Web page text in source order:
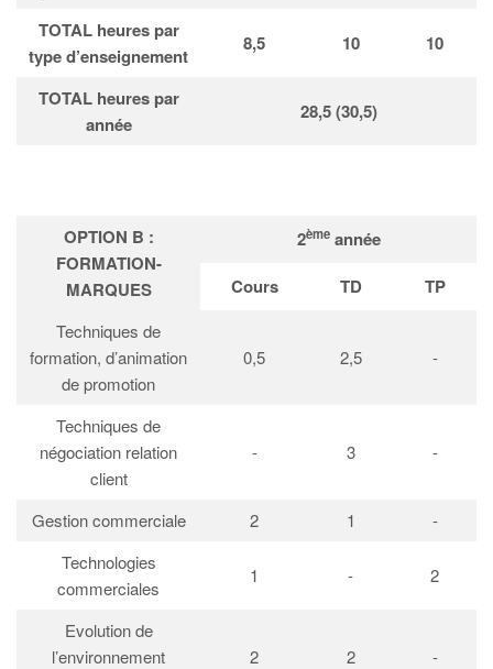
TOTAL heures par
type d’enseignement
8,5 10 10
TOTAL heures par
année
28,5 (30,5)
OPTION B :
FORMATION-
MARQUES
2èmeannée
Cours
TD TP
Techniques de
formation, d’animation
de promotion
0,5 2,5 -
Techniques de
négociation relation
client
- 3 -
Gestion commerciale 2 1
-
Technologies
commerciales
1 - 2
Evolution de
l’environnement
2 2 -